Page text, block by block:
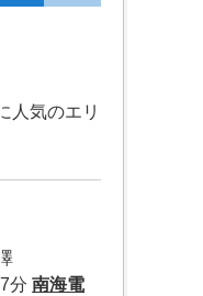
人気のエリ
分南海電